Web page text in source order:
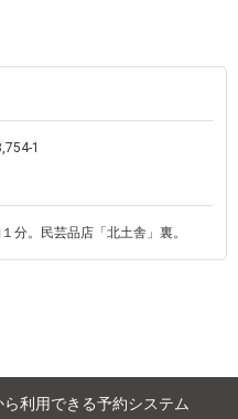
1
分。民芸品店「北土舎」裏。
利用できる予約システム